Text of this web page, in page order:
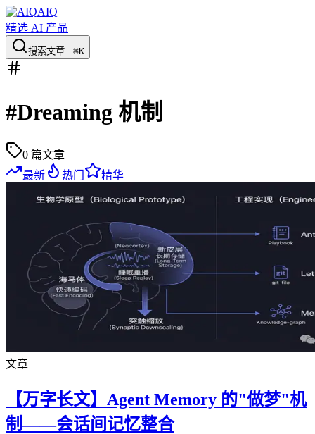
AIQ
精选 AI 产品
搜索文章...⌘K
#Dreaming 机制
0 篇文章
最新
热门 精华
文章
【万字长文】Agent Memory 的"做梦"机
制——会话间记忆整合